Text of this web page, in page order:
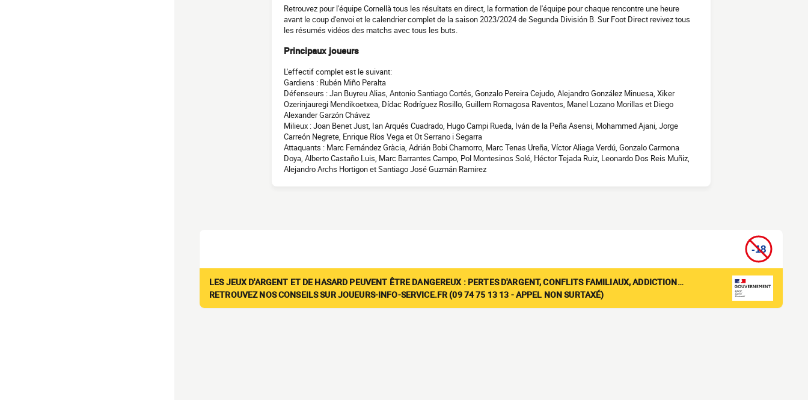
Retrouvez pour l'équipe Cornellà tous les résultats en direct, la formation de l'équipe pour chaque rencontre une heure
avant le coup d'envoi et le calendrier complet de la saison 2023/2024 de Segunda División B. Sur Foot Direct revivez tous
les résumés vidéos des matchs avec tous les buts.
Principaux joueurs
L'effectif complet est le suivant:
Gardiens : Rubén Miño Peralta
Défenseurs : Jan Buyreu Alias, Antonio Santiago Cortés, Gonzalo Pereira Cejudo, Alejandro González Minuesa, Xiker
Ozerinjauregi Mendikoetxea, Dídac Rodríguez Rosillo, Guillem Romagosa Raventos, Manel Lozano Morillas et Diego
Alexander Garzón Chávez
Milieux : Joan Benet Just, Ian Arqués Cuadrado, Hugo Campi Rueda, Iván de la Peña Asensi, Mohammed Ajani, Jorge
Carreón Negrete, Enrique Ríos Vega et Ot Serrano i Segarra
Attaquants : Marc Fernández Gràcia, Adrián Bobi Chamorro, Marc Tenas Ureña, Víctor Aliaga Verdú, Gonzalo Carmona
Doya, Alberto Castaño Luis, Marc Barrantes Campo, Pol Montesinos Solé, Héctor Tejada Ruiz, Leonardo Dos Reis Muñiz,
Alejandro Archs Hortigon et Santiago José Guzmán Ramirez
LES JEUX D'ARGENT ET DE HASARD PEUVENT ÊTRE DANGEREUX : PERTES D'ARGENT, CONFLITS FAMILIAUX, ADDICTION…
RETROUVEZ NOS CONSEILS SUR JOUEURS-INFO-SERVICE.FR (09 74 75 13 13 - APPEL NON SURTAXÉ)